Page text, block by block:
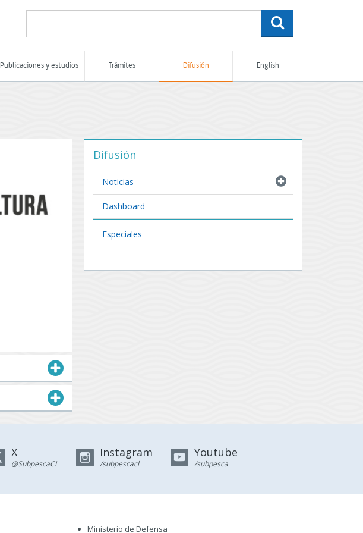
Publicaciones y estudios Trámites Difusión English
Difusión
Noticias
Dashboard
Especiales
X
@SubpescaCL
Instagram
/subpescacl
Youtube
/subpesca
Ministerio de Defensa